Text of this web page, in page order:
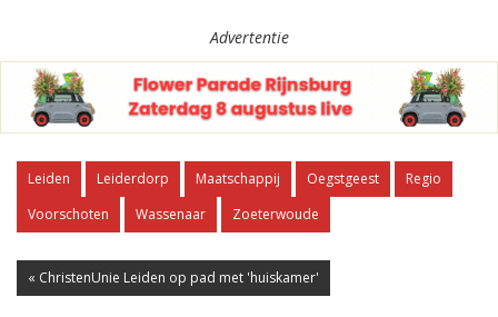
Advertentie
Leiden Leiderdorp Maatschappij Oegstgeest
Regio
Voorschoten
Wassenaar Zoeterwoude
« ChristenUnie Leiden op pad met 'huiskamer'